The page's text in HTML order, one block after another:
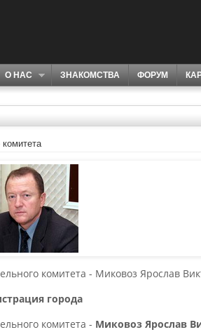
О НАС ЗНАКОМСТВА ФОРУМ
комитета - Миковоз Ярослав
города
комитета - Миковоз Ярослав